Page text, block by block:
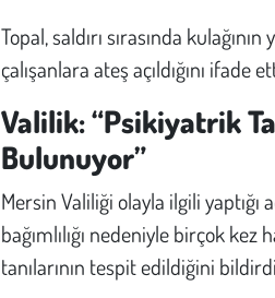
Topal, saldırı sırasında
çalışanlara ateş açıldığını ifade
Valilik: “Psikiyatrik
Bulunuyor”
Mersin Valiliği olayla ilgili yaptığı
bağımlılığı nedeniyle birçok
tanılarının tespit edildiğini